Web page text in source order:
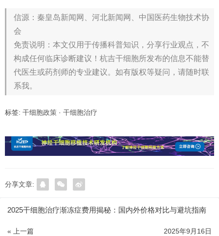
信源：秦皇岛新闻网、河北新闻网、中国医药生物技术协
会
免责说明：本文仅用于传播科普知识，分享行业观点，不
构成任何临床诊断建议！杭吉干细胞所发布的信息不能替
代医生或药剂师的专业建议。如有版权等疑问，请随时联
系我。
标签: 干细胞政策 · 干细胞治疗
分享文章:
2025干细胞治疗渐冻症费用揭秘：国内外价格对比与避坑指南
« 上一篇 2025年9月16日